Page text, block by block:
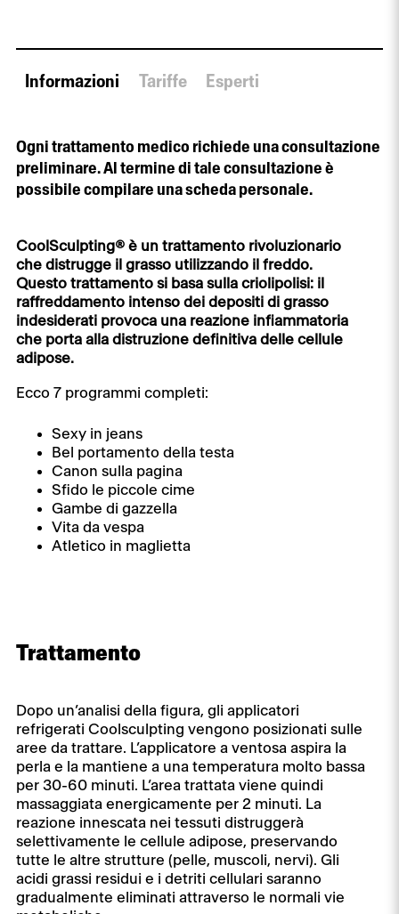
Informazioni Tariffe Esperti
Ogni trattamento medico richiede una consultazione
preliminare. Al termine di tale consultazione è
possibile compilare una scheda personale.
CoolSculpting® è un trattamento rivoluzionario
che distrugge il grasso utilizzando il freddo.
Questo trattamento si basa sulla criolipolisi: il
raffreddamento intenso dei depositi di grasso
indesiderati provoca una reazione infiammatoria
che porta alla distruzione definitiva delle cellule
adipose.
Ecco 7 programmi completi:
Sexy in jeans
Bel portamento della testa
Canon sulla pagina
Sfido le piccole cime
Gambe di gazzella
Vita da vespa
Atletico in maglietta
Trattamento
Dopo un’analisi della figura, gli applicatori
refrigerati Coolsculpting vengono posizionati sulle
aree da trattare. L’applicatore a ventosa aspira la
perla e la mantiene a una temperatura molto bassa
per 30-60 minuti. L’area trattata viene quindi
massaggiata energicamente per 2 minuti. La
reazione innescata nei tessuti distruggerà
selettivamente le cellule adipose, preservando
tutte le altre strutture (pelle, muscoli, nervi). Gli
acidi grassi residui e i detriti cellulari saranno
gradualmente eliminati attraverso le normali vie